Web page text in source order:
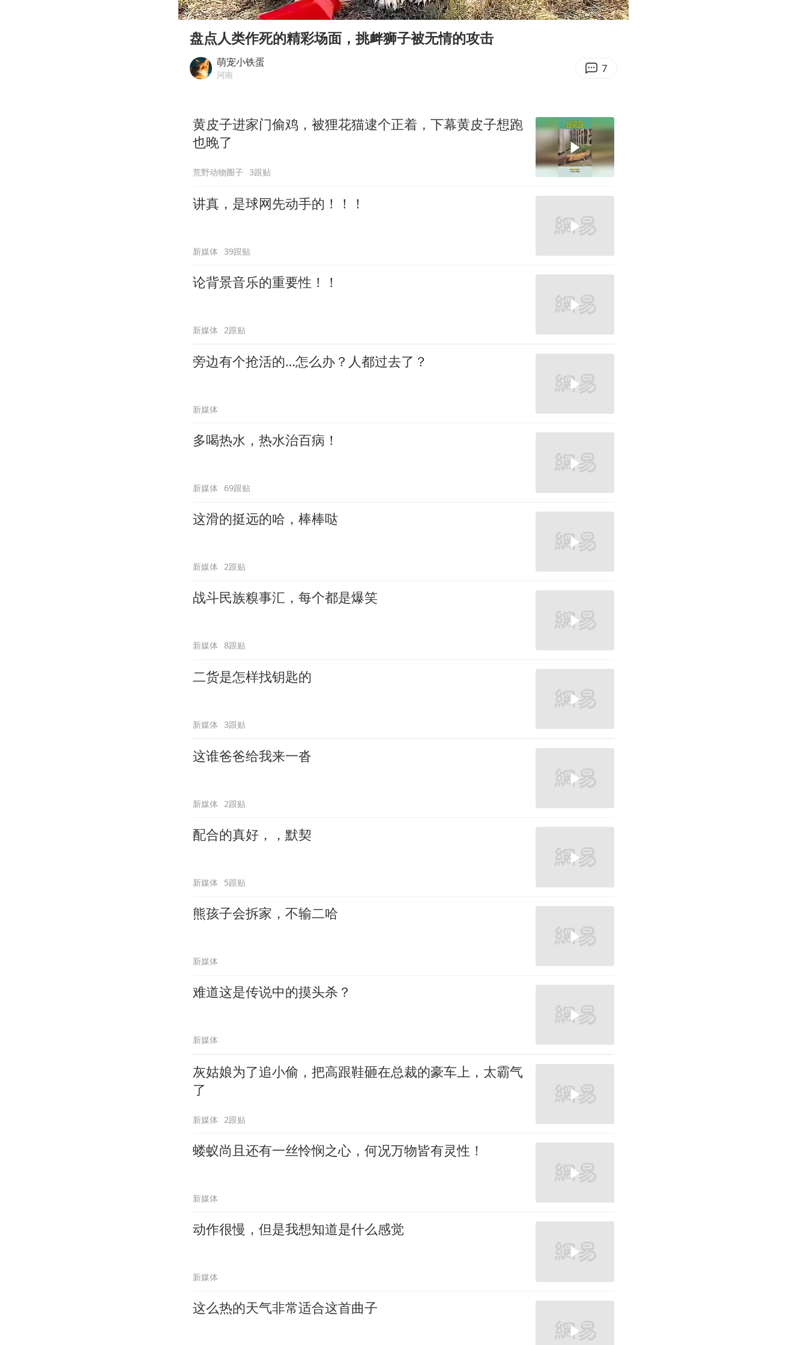
“银行午休1.5小时”留个窗口行不行
如何把百年大党建设得更加坚强有力
你常吃的兰州拉面要改名了
Play
00:00 09:34
Enter
盘点人类作死的精彩场面，挑衅狮子被无情的攻击
萌宠小铁蛋
河南 7
黄皮子进家门偷鸡，被狸花猫逮个正着，下幕黄皮子想跑
也晚了
荒野动物圈子 3跟贴
讲真，是球网先动手的！！！
新媒体 39跟贴
论背景音乐的重要性！！
新媒体 2跟贴
旁边有个抢活的…怎么办？人都过去了？
新媒体
多喝热水，热水治百病！
新媒体 69跟贴
这滑的挺远的哈，棒棒哒
新媒体 2跟贴
战斗民族糗事汇，每个都是爆笑
新媒体 8跟贴
二货是怎样找钥匙的
新媒体 3跟贴
这谁爸爸给我来一沓
新媒体 2跟贴
配合的真好，，默契
新媒体 5跟贴
熊孩子会拆家，不输二哈
新媒体
难道这是传说中的摸头杀？
新媒体
灰姑娘为了追小偷，把高跟鞋砸在总裁的豪车上，太霸气
了
新媒体 2跟贴
蝼蚁尚且还有一丝怜悯之心，何况万物皆有灵性！
新媒体
动作很慢，但是我想知道是什么感觉
新媒体
这么热的天气非常适合这首曲子